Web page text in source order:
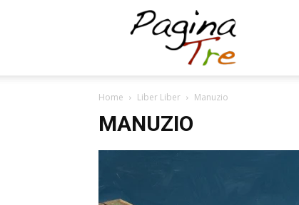
Home Liber Liber Manuzio
MANUZIO